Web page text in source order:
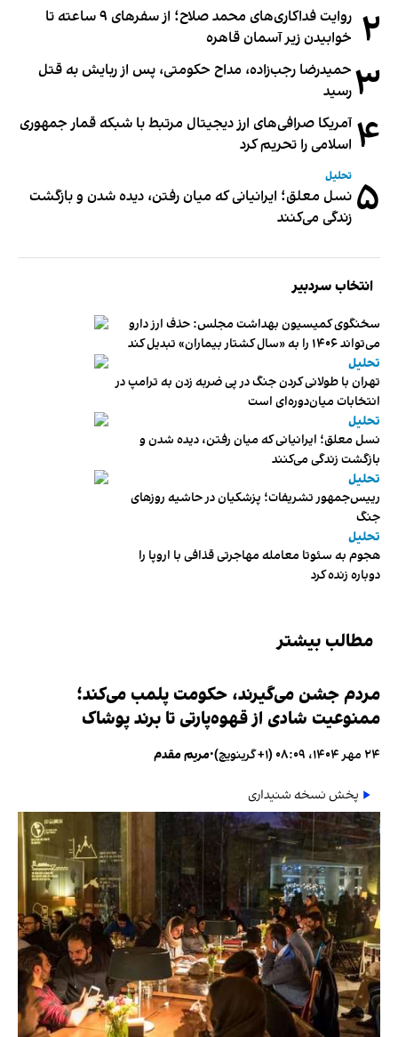
۲
روایت فداکاری‌های محمد صلاح؛ از سفرهای ۹ ساعته تا
خوابیدن زیر آسمان قاهره
۳ حمیدرضا رجب‌زاده، مداح حکومتی، پس از ربایش به قتل
رسید
۴ آمریکا صرافی‌های ارز دیجیتال مرتبط با شبکه قمار جمهوری
اسلامی را تحریم کرد
۵ تحلیل
نسل معلق؛ ایرانیانی که میان رفتن، دیده شدن و بازگشت
زندگی می‌کنند
انتخاب سردبیر
سخنگوی کمیسیون بهداشت مجلس: حذف ارز دارو
می‌تواند ۱۴۰۶ را به «سال کشتار بیماران» تبدیل کند
تحلیل
تهران با طولانی کردن جنگ در پی ضربه زدن به ترامپ در
انتخابات میان‌دوره‌ای است
تحلیل
نسل معلق؛ ایرانیانی که میان رفتن، دیده شدن و
بازگشت زندگی می‌کنند
تحلیل
رییس‌جمهور تشریفات؛ پزشکیان در حاشیه روزهای
جنگ
تحلیل
هجوم به سئوتا معامله مهاجرتی قذافی با اروپا را
دوباره زنده کرد
مطالب بیشتر
مردم جشن می‌گیرند، حکومت پلمب می‌کند؛
ممنوعیت شادی از قهوه‌پارتی تا برند پوشاک
۲۴ مهر ۱۴۰۴، ۰۸:۰۹ (‎+۱ گرینویچ) •مریم مقدم
پخش نسخه شنیداری